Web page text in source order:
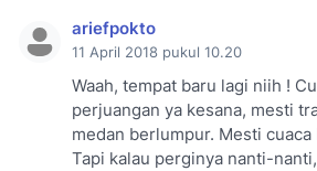
ariefpokto
11 April 2018 pukul 10.20
Waah, tempat baru lagi niih !
perjuangan ya kesana, mesti
medan berlumpur. Mesti cuaca
Tapi kalau perginya nanti-